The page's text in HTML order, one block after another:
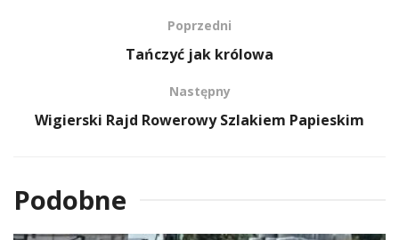
Poprzedni
Tańczyć jak królowa
Następny
Wigierski Rajd Rowerowy Szlakiem Papieskim
Podobne